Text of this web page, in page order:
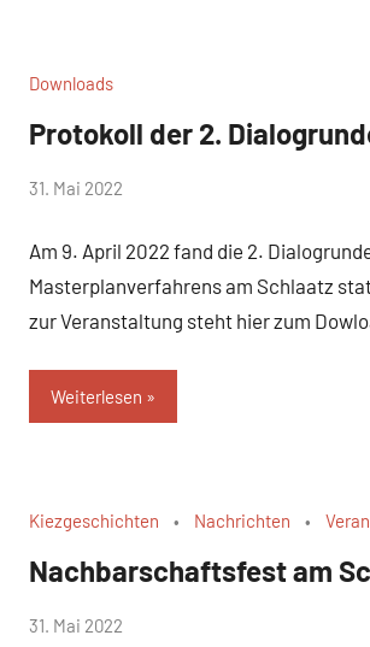
Downloads
Protokoll der 2.
von
31. Mai 2022
Am 9. April 2022 fand die 2.
Masterplanverfahrens am Schlaatz
zur Veranstaltung steht hier zum
Weiterlesen
Kiezgeschichten Nachrichten
Nachbarschaftsfest am
von
31. Mai 2022